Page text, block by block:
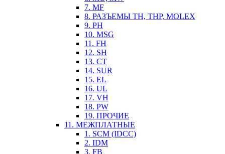
7. MF
8. РАЗЪЕМЫ TH, THP, MOLEX
9. PH
10. MSG
11. FH
12. SH
13. CT
14. SUR
15. EL
16. UL
17. VH
18. PW
19. ПРОЧИЕ
11. МЕЖПЛАТНЫЕ
1. SCM (IDCC)
2. IDM
3. FB